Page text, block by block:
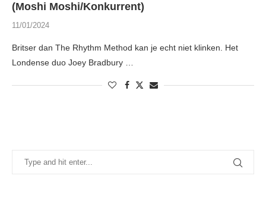
(Moshi Moshi/Konkurrent)
11/01/2024
Britser dan The Rhythm Method kan je echt niet klinken. Het
Londense duo Joey Bradbury …